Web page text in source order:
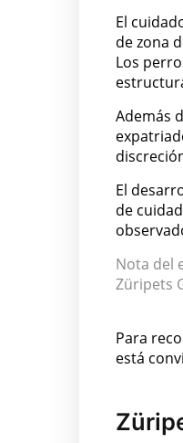
El
de zona
Los
Además
El
de
Nota del
Züripets
Para
está